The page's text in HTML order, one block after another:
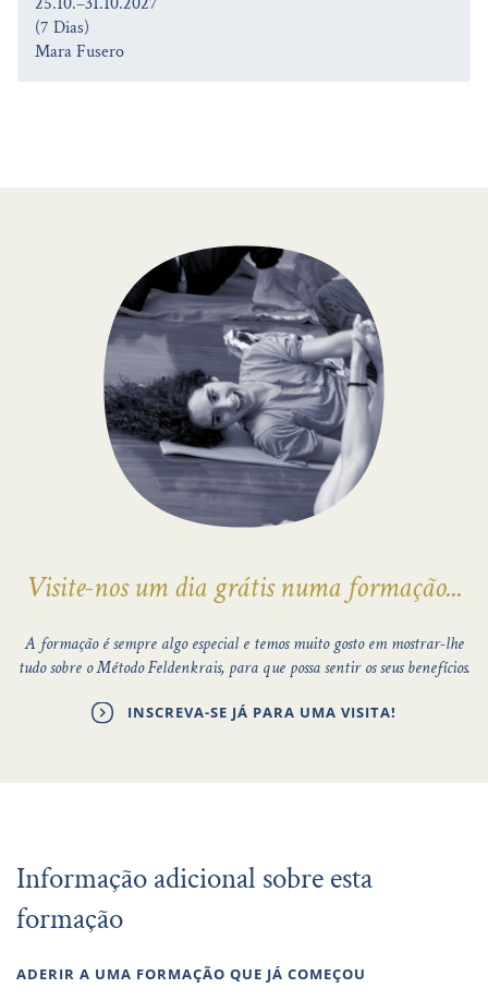
(7 Dias)
Mara Fusero
Visite-nos um dia grátis numa formação...
A formação é sempre algo especial e temos muito gosto em mostrar-lhe
tudo sobre o Método Feldenkrais, para que possa sentir os seus benefícios.
INSCREVA-SE JÁ PARA UMA VISITA!
Informação adicional sobre esta
formação
ADERIR A UMA FORMAÇÃO QUE JÁ COMEÇOU